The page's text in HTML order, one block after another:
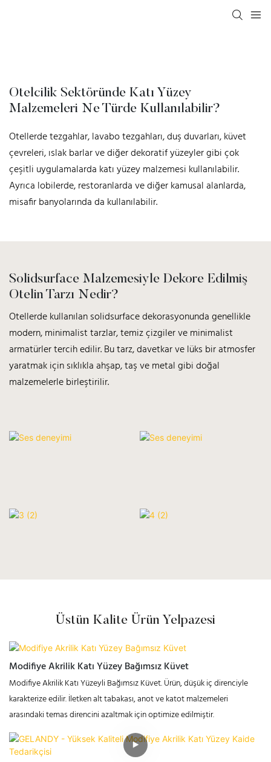
Otelcilik Sektöründe Katı Yüzey
Malzemeleri Ne Türde Kullanılabilir?
Otellerde tezgahlar, lavabo tezgahları, duş duvarları, küvet
çevreleri, ıslak barlar ve diğer dekoratif yüzeyler gibi çok
çeşitli uygulamalarda katı yüzey malzemesi kullanılabilir.
Ayrıca lobilerde, restoranlarda ve diğer kamusal alanlarda,
misafir banyolarında da kullanılabilir.
Solidsurface Malzemesiyle Dekore Edilmiş
Otelin Tarzı Nedir?
Otellerde kullanılan solidsurface dekorasyonunda genellikle
modern, minimalist tarzlar, temiz çizgiler ve minimalist
armatürler tercih edilir. Bu tarz, davetkar ve lüks bir atmosfer
yaratmak için sıklıkla ahşap, taş ve metal gibi doğal
malzemelerle birleştirilir.
Üstün Kalite Ürün Yelpazesi
Modifiye Akrilik Katı Yüzey Bağımsız Küvet
Modifiye Akrilik Katı Yüzeyli Bağımsız Küvet. Ürün, düşük iç direnciyle
karakterize edilir. İletken alt tabakası, anot ve katot malzemeleri
arasındaki temas direncini azaltmak için optimize edilmiştir.